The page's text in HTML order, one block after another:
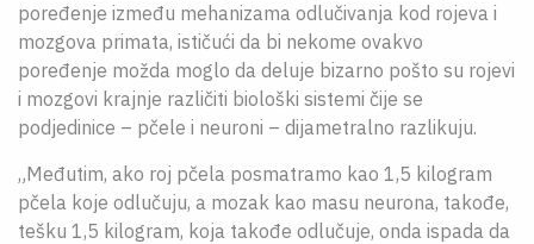
poređenje između mehanizama odlučivanja kod rojeva i
mozgova primata, ističući da bi nekome ovakvo
poređenje možda moglo da deluje bizarno pošto su rojevi
i mozgovi krajnje različiti biološki sistemi čije se
podjedinice – pčele i neuroni – dijametralno razlikuju.
„Međutim, ako roj pčela posmatramo kao 1,5 kilogram
pčela koje odlučuju, a mozak kao masu neurona, takođe,
tešku 1,5 kilogram, koja takođe odlučuje, onda ispada da